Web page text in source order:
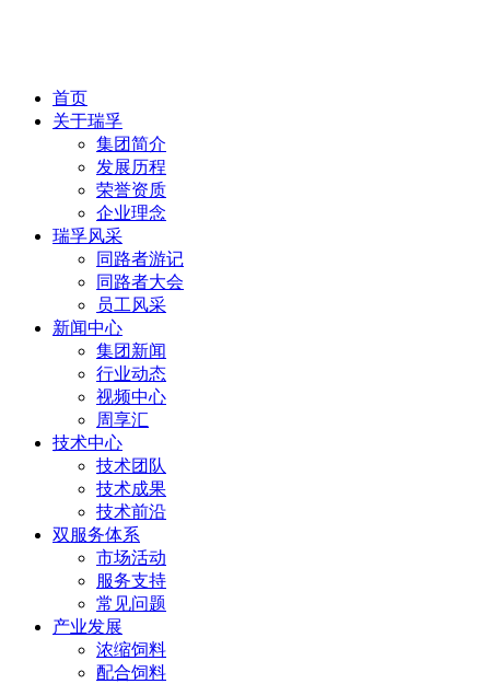
首页
关于瑞孚
集团简介
发展历程
荣誉资质
企业理念
瑞孚风采
同路者游记
同路者大会
员工风采
新闻中心
集团新闻
行业动态
视频中心
周享汇
技术中心
技术团队
技术成果
技术前沿
双服务体系
市场活动
服务支持
常见问题
产业发展
浓缩饲料
配合饲料